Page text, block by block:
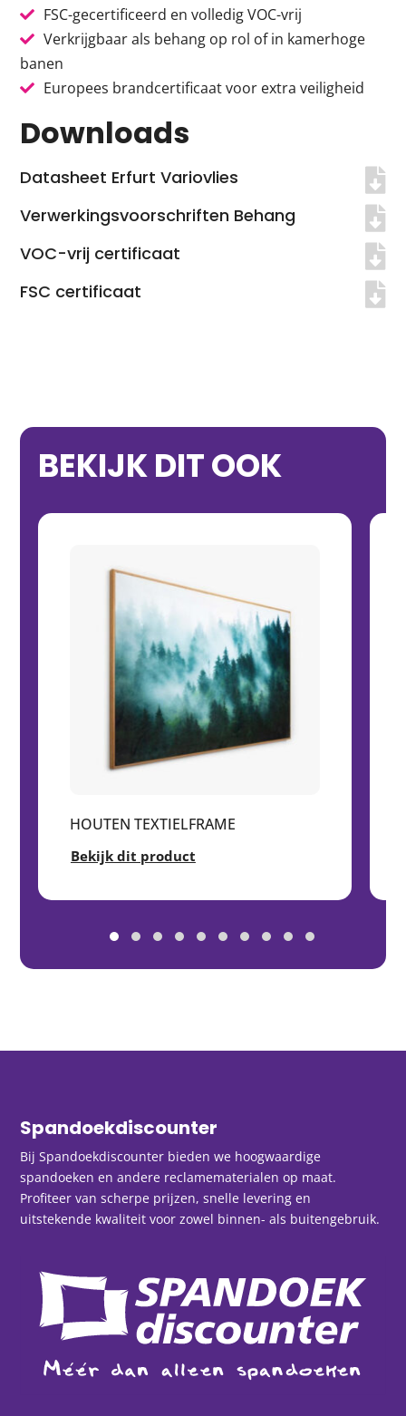
FSC-gecertificeerd en volledig VOC-vrij
Verkrijgbaar als behang op rol of in kamerhoge
banen
Europees brandcertificaat voor extra veiligheid
Downloads
Datasheet Erfurt Variovlies
Verwerkingsvoorschriften Behang
VOC-vrij certificaat
FSC certificaat
BEKIJK DIT OOK
HOUTEN TEXTIELFRAME
Bekijk dit product
Spandoekdiscounter
Bij Spandoekdiscounter bieden we hoogwaardige
spandoeken en andere reclamematerialen op maat.
Profiteer van scherpe prijzen, snelle levering en
uitstekende kwaliteit voor zowel binnen- als buitengebruik.